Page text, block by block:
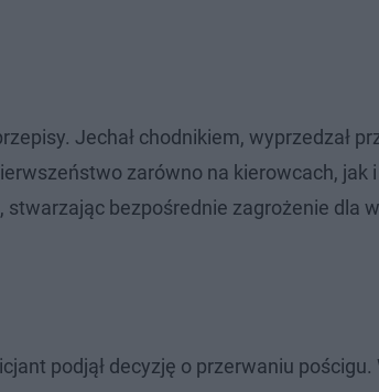
Jechał chodnikiem, wyprzedzał
zarówno na kierowcach, jak
bezpośrednie zagrożenie dla
podjął decyzję o przerwaniu pościgu.